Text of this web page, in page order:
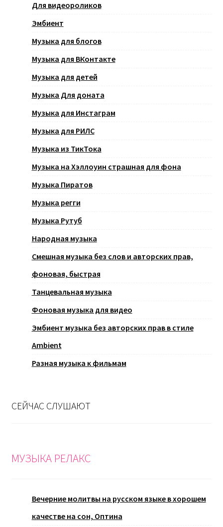
Для видеороликов
Эмбиент
Музыка для блогов
Музыка для ВКонтакте
Музыка для детей
Музыка Для доната
Музыка для Инстаграм
Музыка для РИЛС
Музыка из ТикТока
Музыка на Хэллоуин страшная для фона
Музыка Пиратов
Музыка регги
Музыка Рутуб
Народная музыка
Смешная музыка без слов и авторских прав,
фоновая, быстрая
Танцевальная музыка
Фоновая музыка для видео
Эмбиент музыка без авторских прав в стиле
Ambient
Разная музыка к фильмам
СЕЙЧАС СЛУШАЮТ
МУЗЫКА РЕЛАКС
Вечерние молитвы на русском языке в хорошем
качестве на сон, Оптина